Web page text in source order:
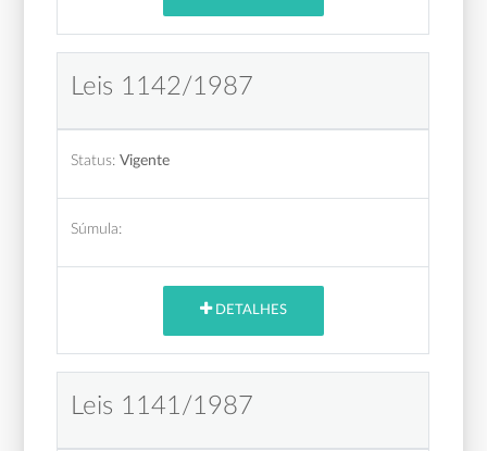
Leis 1142/1987
Status: Vigente
Súmula:
DETALHES
Leis 1141/1987